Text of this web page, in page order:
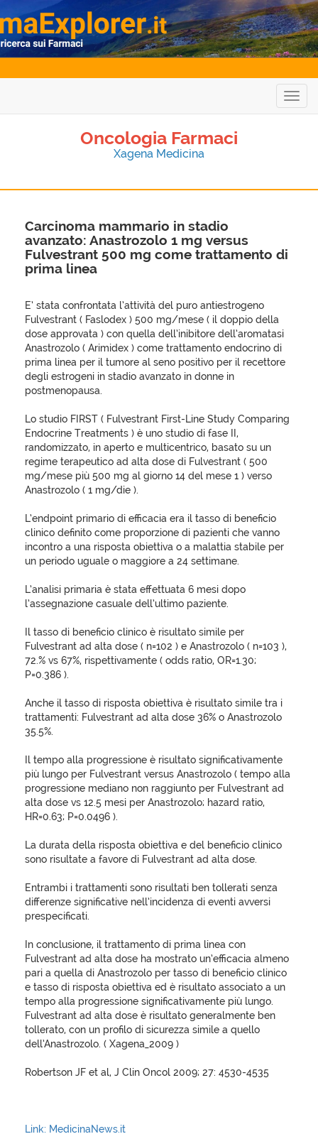
Oncologia Farmaci
Xagena Medicina
Carcinoma mammario in stadio
avanzato: Anastrozolo 1 mg versus
Fulvestrant 500 mg come trattamento di
prima linea
E’ stata confrontata l’attività del puro antiestrogeno
Fulvestrant ( Faslodex ) 500 mg/mese ( il doppio della
dose approvata ) con quella dell’inibitore dell’aromatasi
Anastrozolo ( Arimidex ) come trattamento endocrino di
prima linea per il tumore al seno positivo per il recettore
degli estrogeni in stadio avanzato in donne in
postmenopausa.
Lo studio FIRST ( Fulvestrant First-Line Study Comparing
Endocrine Treatments ) è uno studio di fase II,
randomizzato, in aperto e multicentrico, basato su un
regime terapeutico ad alta dose di Fulvestrant ( 500
mg/mese più 500 mg al giorno 14 del mese 1 ) verso
Anastrozolo ( 1 mg/die ).
L’endpoint primario di efficacia era il tasso di beneficio
clinico definito come proporzione di pazienti che vanno
incontro a una risposta obiettiva o a malattia stabile per
un periodo uguale o maggiore a 24 settimane.
L’analisi primaria è stata effettuata 6 mesi dopo
l’assegnazione casuale dell’ultimo paziente.
Il tasso di beneficio clinico è risultato simile per
Fulvestrant ad alta dose ( n=102 ) e Anastrozolo ( n=103 ),
72.% vs 67%, rispettivamente ( odds ratio, OR=1.30;
P=0.386 ).
Anche il tasso di risposta obiettiva è risultato simile tra i
trattamenti: Fulvestrant ad alta dose 36% o Anastrozolo
35.5%.
Il tempo alla progressione è risultato significativamente
più lungo per Fulvestrant versus Anastrozolo ( tempo alla
progressione mediano non raggiunto per Fulvestrant ad
alta dose vs 12.5 mesi per Anastrozolo; hazard ratio,
HR=0.63; P=0.0496 ).
La durata della risposta obiettiva e del beneficio clinico
sono risultate a favore di Fulvestrant ad alta dose.
Entrambi i trattamenti sono risultati ben tollerati senza
differenze significative nell’incidenza di eventi avversi
prespecificati.
In conclusione, il trattamento di prima linea con
Fulvestrant ad alta dose ha mostrato un’efficacia almeno
pari a quella di Anastrozolo per tasso di beneficio clinico
e tasso di risposta obiettiva ed è risultato associato a un
tempo alla progressione significativamente più lungo.
Fulvestrant ad alta dose è risultato generalmente ben
tollerato, con un profilo di sicurezza simile a quello
dell’Anastrozolo. ( Xagena_2009 )
Robertson JF et al, J Clin Oncol 2009; 27: 4530-4535
Link: MedicinaNews.it